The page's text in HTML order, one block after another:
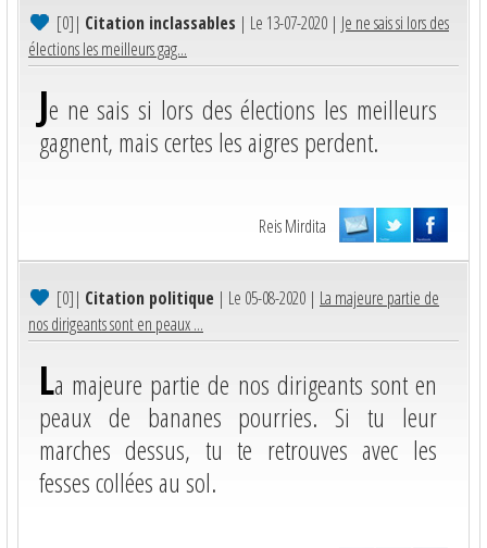
[0]| Citation inclassables | Le 13-07-2020 | Je ne sais si lors des
élections les meilleurs gag...
Je ne sais si lors des élections les meilleurs
gagnent, mais certes les aigres perdent.
Reis Mirdita
[0]| Citation politique | Le 05-08-2020 | La majeure partie de
nos dirigeants sont en peaux ...
La majeure partie de nos dirigeants sont en
peaux de bananes pourries. Si tu leur
marches dessus, tu te retrouves avec les
fesses collées au sol.